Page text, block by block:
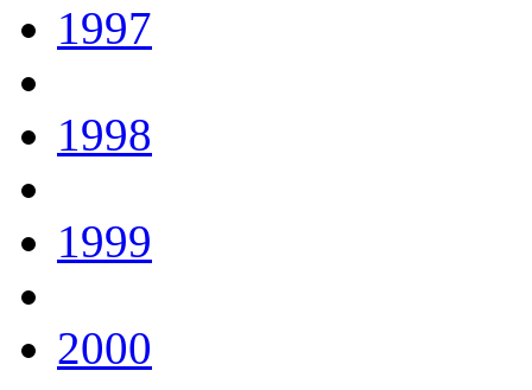
1997
1998
1999
2000